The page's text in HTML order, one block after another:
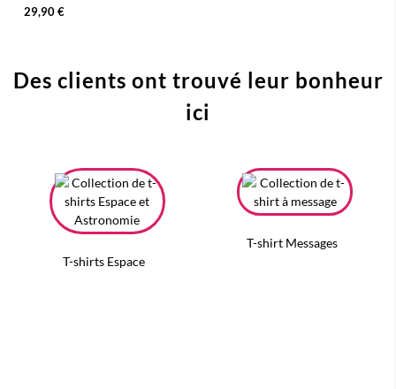
29,90 €
Des clients ont trouvé leur bonheur
ici
T-shirts Espace
T-shirt Messages